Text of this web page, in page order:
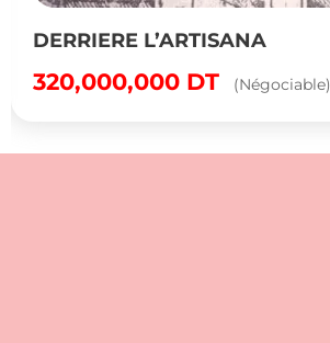
DERRIERE L’ARTISANA
320,000,000 DT (Négociable)